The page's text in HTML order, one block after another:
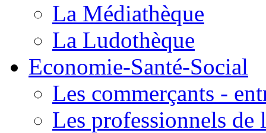
La Médiathèque
La Ludothèque
Economie-Santé-Social
Les commerçants -
Les professionnels de